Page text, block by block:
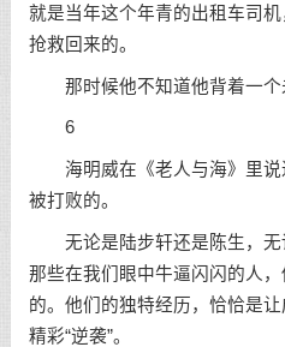
就是当年这个年青的出租车司
抢救回来的。
那时候他不知道他背着一个
6
海明威在《老人与海》里说
被打败的。
无论是陆步轩还是陈生，无
那些在我们眼中牛逼闪闪的人
的。他们的独特经历，恰恰是让
精彩“逆袭”。